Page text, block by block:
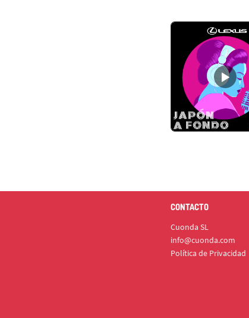
CONTACTO
Cuonda SL
info@cuonda.com
Política de Privacidad